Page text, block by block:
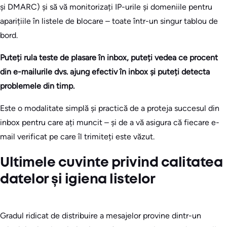
și DMARC) și să vă monitorizați IP-urile și domeniile pentru
aparițiile în listele de blocare – toate într-un singur tablou de
bord.
Puteți rula teste de plasare în inbox, puteți vedea ce procent
din e-mailurile dvs. ajung efectiv în inbox și puteți detecta
problemele din timp.
Este o modalitate simplă și practică de a proteja succesul din
inbox pentru care ați muncit – și de a vă asigura că fiecare e-
mail verificat pe care îl trimiteți este văzut.
Ultimele cuvinte privind calitatea
datelor și igiena listelor
Gradul ridicat de distribuire a mesajelor provine dintr-un